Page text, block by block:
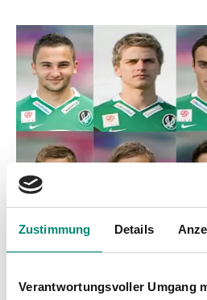
Zustimmung Details
Verantwortungsvoller Umgang
Kategorien